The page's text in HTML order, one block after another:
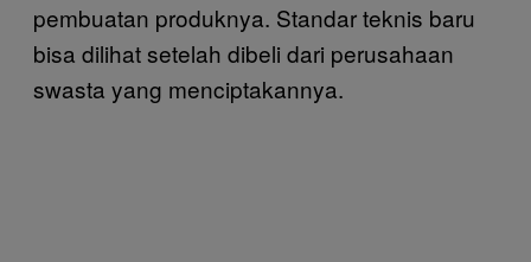
pembuatan produknya. Standar teknis baru
bisa dilihat setelah dibeli dari perusahaan
swasta yang menciptakannya.